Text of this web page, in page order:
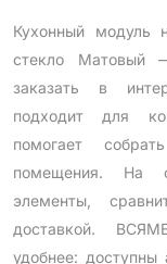
Кухонный модуль
стекло Матовый
заказать в
подходит для
помогает
помещения. На
элементы,
доставкой.
удобнее: